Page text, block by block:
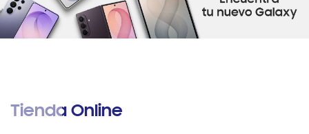
Tienda Online